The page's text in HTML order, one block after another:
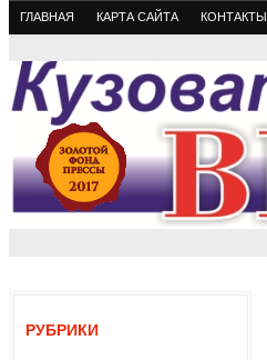
ГЛАВНАЯ КАРТА САЙТА КОНТАКТЫ
РУБРИКИ